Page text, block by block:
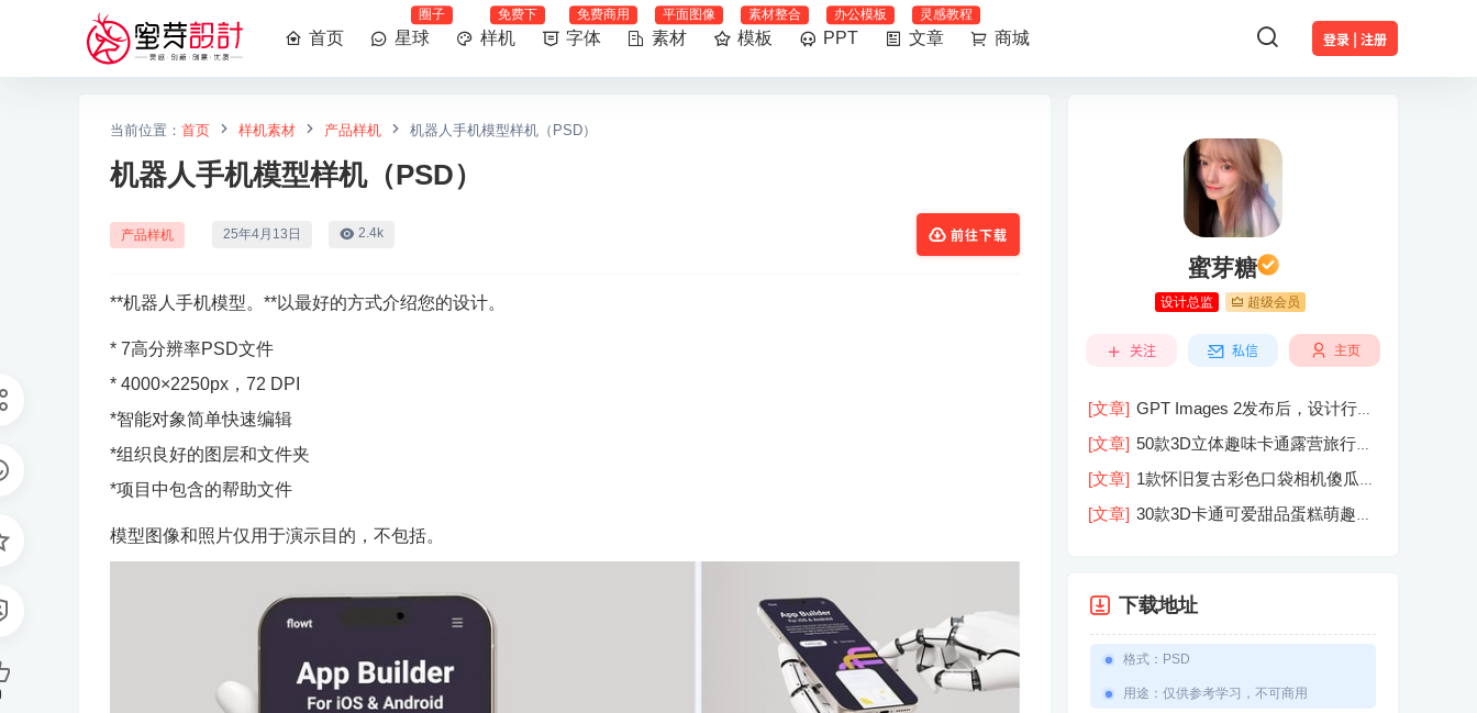
登录 | 注册
首页 星球
圈子
样机
免费下
字体
免费商用
素材
平面图像
模板
素材整合
PPT
办公模板
文章
灵感教程
商城
当前位置： 首页 样机素材 产品样机 机器人手机模型样机（PSD）
机器人手机模型样机（PSD）
产品样机 25年4月13日 2.4k 前往下载
**机器人手机模型。**以最好的方式介绍您的设计。
* 7高分辨率PSD文件
* 4000×2250px，72 DPI
*智能对象简单快速编辑
*组织良好的图层和文件夹
*项目中包含的帮助文件
模型图像和照片仅用于演示目的，不包括。
蜜芽糖
设计总监 超级会员
关注 私信 主页
[文章] GPT Images 2发布后，设计行业
的天真的塌了？
[文章] 50款3D立体趣味卡通露营旅行度
假旅游装备插图插画PNG免抠图片素材
图
[文章] 1款怀旧复古彩色口袋相机傻瓜相
机屏幕模型PSD模板样机效果图素材
[文章] 30款3D卡通可爱甜品蛋糕萌趣糕
下载地址
格式 ： PSD
用途 ： 仅供参考学习，不可商用